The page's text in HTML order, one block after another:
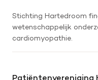
Stichting Hartedroom
wetenschappelijk
cardiomyopathie.
Patiëntenvereniging